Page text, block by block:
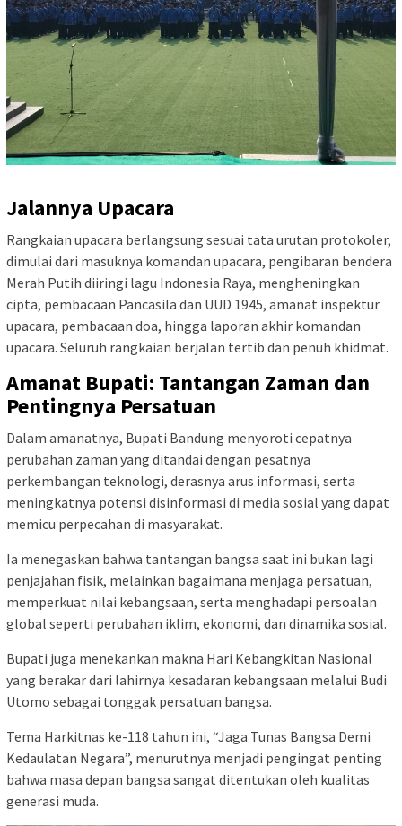
Jalannya Upacara
Rangkaian upacara berlangsung sesuai tata urutan protokoler,
dimulai dari masuknya komandan upacara, pengibaran bendera
Merah Putih diiringi lagu Indonesia Raya, mengheningkan
cipta, pembacaan Pancasila dan UUD 1945, amanat inspektur
upacara, pembacaan doa, hingga laporan akhir komandan
upacara. Seluruh rangkaian berjalan tertib dan penuh khidmat.
Amanat Bupati: Tantangan Zaman dan
Pentingnya Persatuan
Dalam amanatnya, Bupati Bandung menyoroti cepatnya
perubahan zaman yang ditandai dengan pesatnya
perkembangan teknologi, derasnya arus informasi, serta
meningkatnya potensi disinformasi di media sosial yang dapat
memicu perpecahan di masyarakat.
Ia menegaskan bahwa tantangan bangsa saat ini bukan lagi
penjajahan fisik, melainkan bagaimana menjaga persatuan,
memperkuat nilai kebangsaan, serta menghadapi persoalan
global seperti perubahan iklim, ekonomi, dan dinamika sosial.
Bupati juga menekankan makna Hari Kebangkitan Nasional
yang berakar dari lahirnya kesadaran kebangsaan melalui Budi
Utomo sebagai tonggak persatuan bangsa.
Tema Harkitnas ke-118 tahun ini, “Jaga Tunas Bangsa Demi
Kedaulatan Negara”, menurutnya menjadi pengingat penting
bahwa masa depan bangsa sangat ditentukan oleh kualitas
generasi muda.